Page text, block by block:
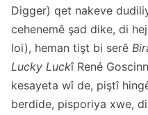
Digger) qet nakeve
cehenemê şad dike, di
loi), heman tişt bi serê
Lucky Luckî René
kesayeta wî de, piştî
berdide, pisporiya xwe,